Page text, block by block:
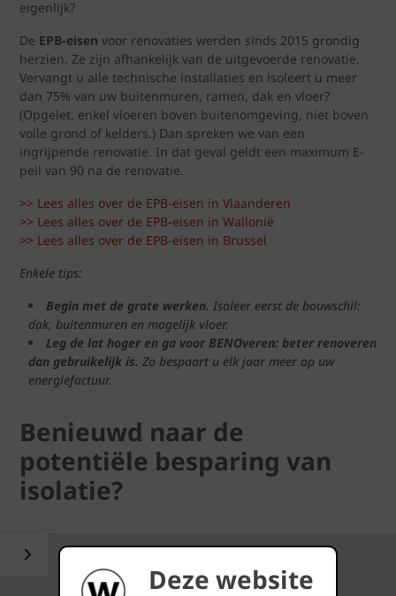
Deze website
eigenlijk?
De EPB-eisen voor renovaties werden sinds 2015 grondig
herzien. Ze zijn afhankelijk van de uitgevoerde renovatie.
Vervangt u alle technische installaties en isoleert u meer
dan 75% van uw buitenmuren, ramen, dak en vloer?
(Opgelet, enkel vloeren boven buitenomgeving, niet boven
volle grond of kelders.) Dan spreken we van een
ingrijpende renovatie. In dat geval geldt een maximum E-
peil van 90 na de renovatie.
>> Lees alles over de EPB-eisen in Vlaanderen
>> Lees alles over de EPB-eisen in Wallonië
>> Lees alles over de EPB-eisen in Brussel
Enkele tips:
Begin met de grote werken. Isoleer eerst de bouwschil:
dak, buitenmuren en mogelijk vloer.
Leg de lat hoger en ga voor BENOveren: beter renoveren
dan gebruikelijk is. Zo bespaart u elk jaar meer op uw
energiefactuur.
Benieuwd naar de
potentiële besparing van
isolatie?